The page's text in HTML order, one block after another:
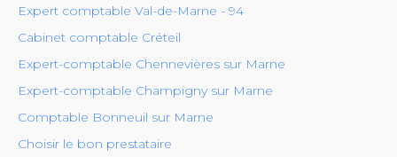
Expert comptable Val-de-Marne - 94
Cabinet comptable Créteil
Expert-comptable Chennevières sur Marne
Expert-comptable Champigny sur Marne
Comptable Bonneuil sur Marne
Choisir le bon prestataire